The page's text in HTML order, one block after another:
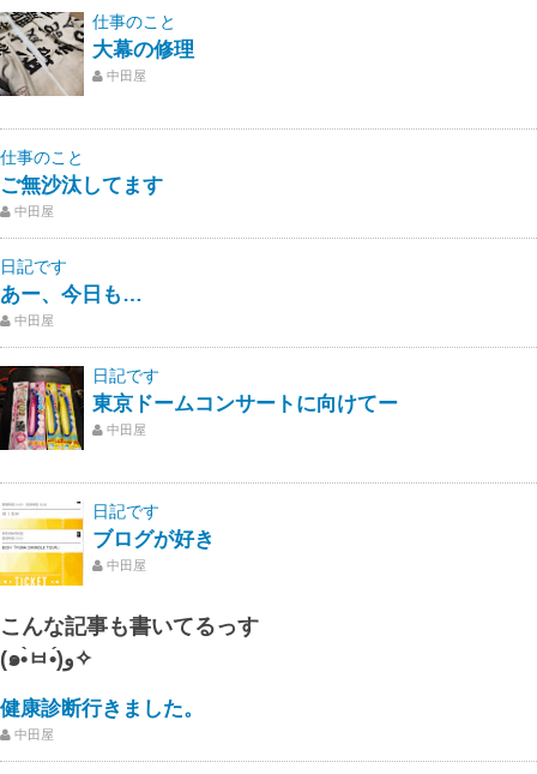
仕事のこと
大幕の修理
中田屋
仕事のこと
ご無沙汰してます
中田屋
日記です
あー、今日も…
中田屋
日記です
東京ドームコンサートに向けてー
中田屋
日記です
ブログが好き
中田屋
こんな記事も書いてるっす
(๑•̀ㅂ•́)و✧
健康診断行きました。
中田屋